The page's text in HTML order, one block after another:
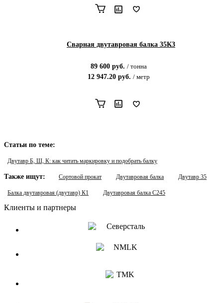
Сварная двутавровая балка 35К3
89 600руб. / тонна
12 947.20руб. / метр
Статьи по теме:
Двутавр Б, Ш, К: как читать маркировку и подобрать балку
Также ищут: Сортовой прокат Двутавровая балка Двутавр 35
Балка двутавровая (двутавр) К1 Двутавровая балка С245
Клиенты и партнеры